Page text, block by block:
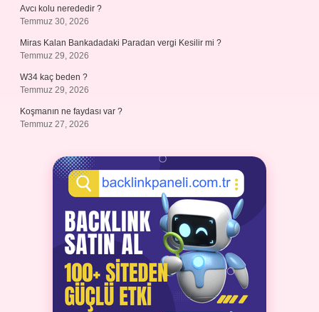
Avcı kolu nerededir ?
Temmuz 30, 2026
Miras Kalan Bankadadaki Paradan vergi Kesilir mi ?
Temmuz 29, 2026
W34 kaç beden ?
Temmuz 29, 2026
Koşmanın ne faydası var ?
Temmuz 27, 2026